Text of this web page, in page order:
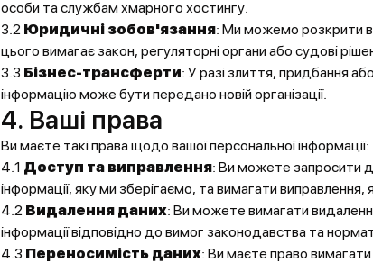
особи та службам хмарного хостингу.
3.2 Юридичні зобов'язання: Ми можемо розкрити
цього вимагає закон, регуляторні органи або судові
3.3 Бізнес-трансферти: У разі злиття, придбання
інформацію може бути передано новій організації.
4. Ваші права
Ви маєте такі права щодо вашої персональної інформації:
4.1 Доступ та виправлення: Ви можете запросити
інформації, яку ми зберігаємо, та вимагати
4.2 Видалення даних: Ви можете вимагати
інформації відповідно до вимог законодавства та
4.3 Переносимість даних: Ви маєте право вимагати